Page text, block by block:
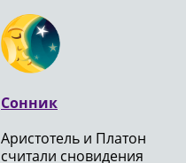
Сонник
Аристотель и Платон
считали сновидения